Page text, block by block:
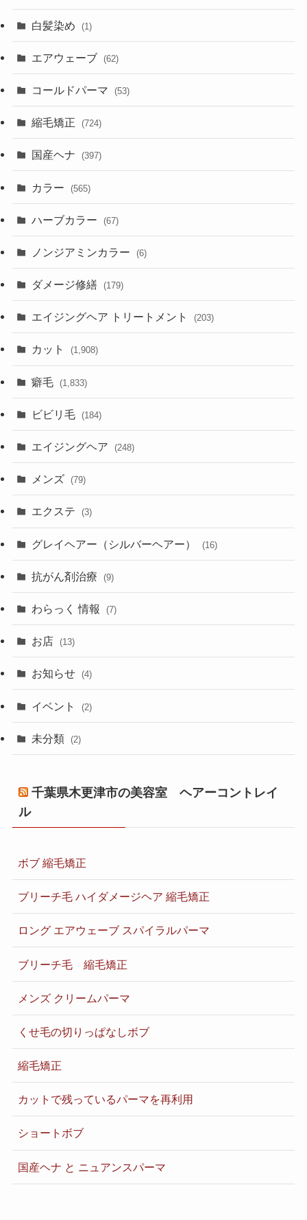
白髪染め (1)
エアウェーブ (62)
コールドパーマ (53)
縮毛矯正 (724)
国産ヘナ (397)
カラー (565)
ハーブカラー (67)
ノンジアミンカラー (6)
ダメージ修繕 (179)
エイジングヘア トリートメント (203)
カット (1,908)
癖毛 (1,833)
ビビリ毛 (184)
エイジングヘア (248)
メンズ (79)
エクステ (3)
グレイヘアー（シルバーヘアー） (16)
抗がん剤治療 (9)
わらっく 情報 (7)
お店 (13)
お知らせ (4)
イベント (2)
未分類 (2)
千葉県木更津市の美容室 ヘアーコントレイ
ル
ボブ 縮毛矯正
ブリーチ毛 ハイダメージヘア 縮毛矯正
ロング エアウェーブ スパイラルパーマ
ブリーチ毛 縮毛矯正
メンズ クリームパーマ
くせ毛の切りっぱなしボブ
縮毛矯正
カットで残っているパーマを再利用
ショートボブ
国産ヘナ と ニュアンスパーマ